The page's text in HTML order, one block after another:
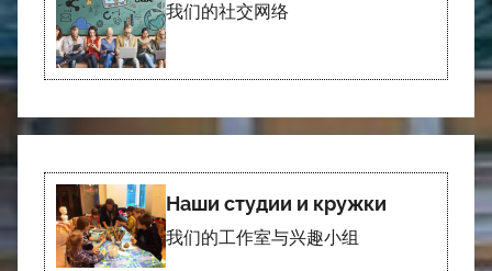
我们的社交网络
Наши студии и кружки
我们的工作室与兴趣小组